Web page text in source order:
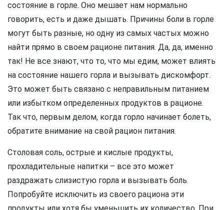
состояние в горле. Оно мешает нам нормально
говорить, есть и даже дышать. Причины боли в горле
могут быть разные, но одну из самых частых можно
найти прямо в своем рационе питания. Да, да, именно
так! Не все знают, что то, что мы едим, может влиять
на состояние нашего горла и вызывать дискомфорт.
Это может быть связано с неправильным питанием
или избытком определенных продуктов в рационе.
Так что, первым делом, когда горло начинает болеть,
обратите внимание на свой рацион питания.
Столовая соль, острые и кислые продукты,
прохладительные напитки – все это может
раздражать слизистую горла и вызывать боль.
Попробуйте исключить из своего рациона эти